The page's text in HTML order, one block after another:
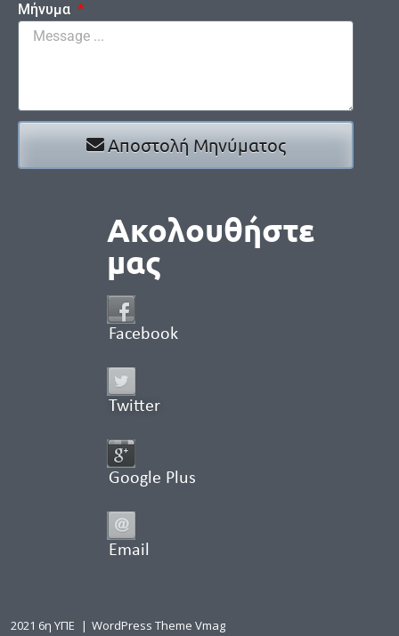
Μήνυμα
Αποστολή Μηνύματος
Ακολουθήστε
μας
Facebook
Twitter
Google Plus
Email
2021 6η ΥΠΕ | WordPress Theme Vmag